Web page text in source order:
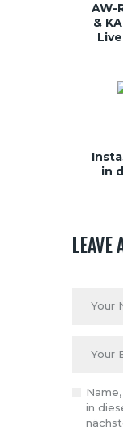
AW-
&
in
in